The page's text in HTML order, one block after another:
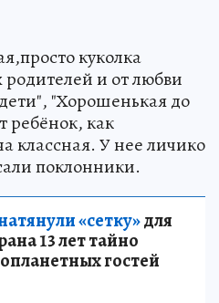
куколка
и от любви
"Хорошенькая до
ребёнок, как
классная. У нее личико
поклонники.
«сетку»для
13 лет тайно
гостей